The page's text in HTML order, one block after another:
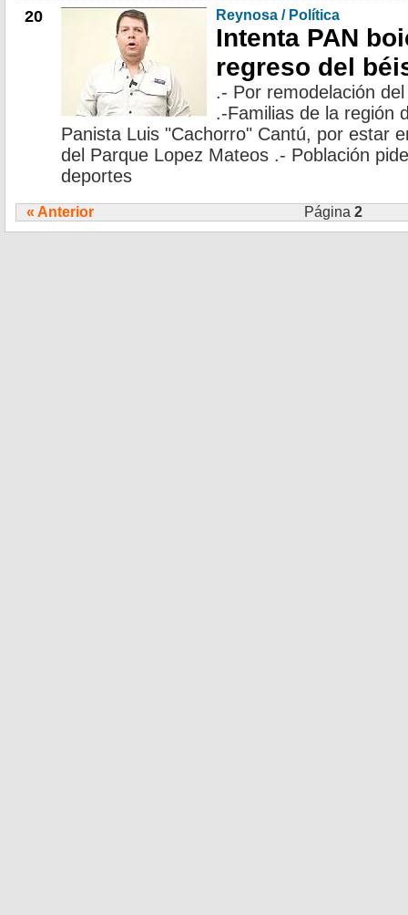
20 Reynosa / Política
Intenta PAN
regreso del
.- Por remodelación
.-Familias de la región
Panista Luis "Cachorro" Cantú, por estar
del Parque Lopez Mateos .- Población
deportes
« Anterior Página2